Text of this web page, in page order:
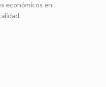
económicos en